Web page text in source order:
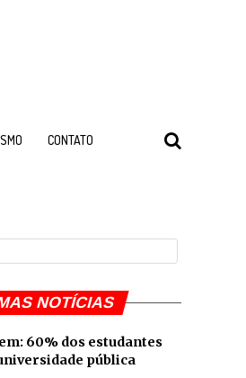
CONTATO
NOTÍCIAS
60% dos estudantes
pública